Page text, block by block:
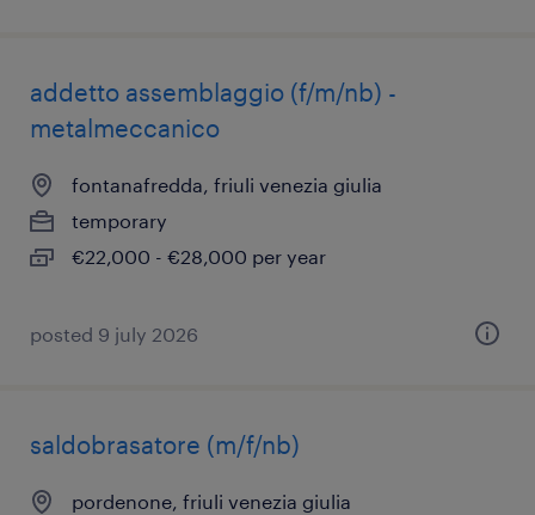
addetto assemblaggio (f/m/nb) -
metalmeccanico
fontanafredda, friuli venezia giulia
temporary
€22,000 - €28,000 per year
posted 9 july 2026
saldobrasatore (m/f/nb)
pordenone, friuli venezia giulia